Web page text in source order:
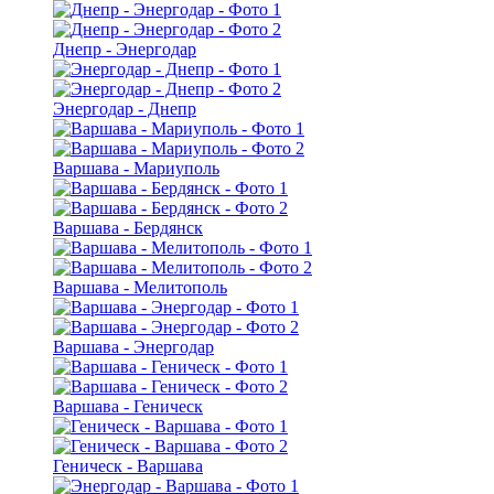
Днепр - Энергодар
Энергодар - Днепр
Варшава - Мариуполь
Варшава - Бердянск
Варшава - Мелитополь
Варшава - Энергодар
Варшава - Геническ
Геническ - Варшава